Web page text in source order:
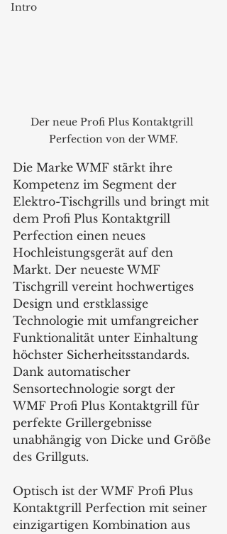
Intro
Der neue Profi Plus Kontaktgrill
Perfection von der WMF.
Die Marke WMF stärkt ihre
Kompetenz im Segment der
Elektro-Tischgrills und bringt mit
dem Profi Plus Kontaktgrill
Perfection einen neues
Hochleistungsgerät auf den
Markt. Der neueste WMF
Tischgrill vereint hochwertiges
Design und erstklassige
Technologie mit umfangreicher
Funktionalität unter Einhaltung
höchster Sicherheitsstandards.
Dank automatischer
Sensortechnologie sorgt der
WMF Profi Plus Kontaktgrill für
perfekte Grillergebnisse
unabhängig von Dicke und Größe
des Grillguts.
Optisch ist der WMF Profi Plus
Kontaktgrill Perfection mit seiner
einzigartigen Kombination aus